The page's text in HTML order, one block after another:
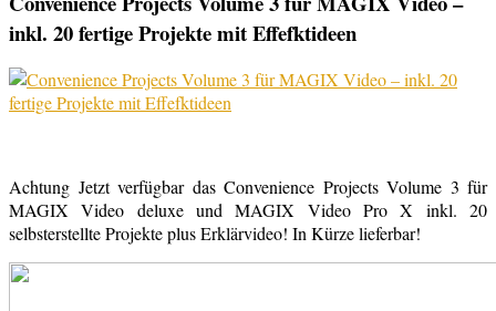
inkl. 20 fertige Projekte mit Effefktideen
Achtung Jetzt verfügbar das Convenience Projects Volume 3 für
MAGIX Video deluxe und MAGIX Video Pro X inkl. 20
selbsterstellte Projekte plus Erklärvideo! In Kürze lieferbar!